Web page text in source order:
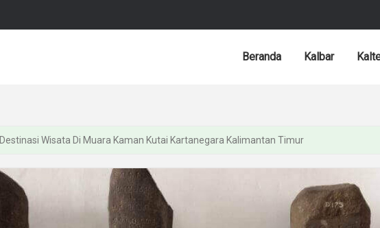
Beranda Kalbar
Destinasi Wisata Di Muara Kaman Kutai Kartanegara Kalimantan Timur